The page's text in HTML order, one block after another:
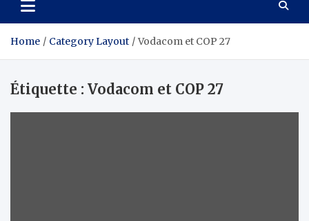
Home Category Layout Vodacom et COP 27
Étiquette : Vodacom et COP 27